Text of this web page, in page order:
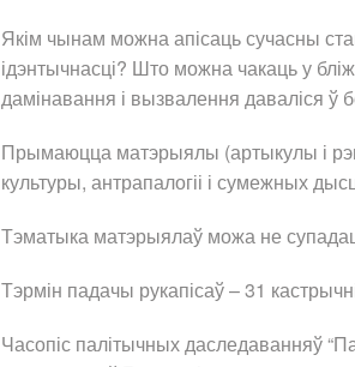
Якім чынам можна апісаць сучасны
ідэнтычнасці? Што можна чакаць у
дамінавання і вызвалення даваліся ў
Прымаюцца матэрыялы (артыкулы і
культуры, антрапалогіі і сумежных
Тэматыка матэрыялаў можа не
Тэрмін падачы рукапісаў – 31
Часопіс палітычных даследаванняў